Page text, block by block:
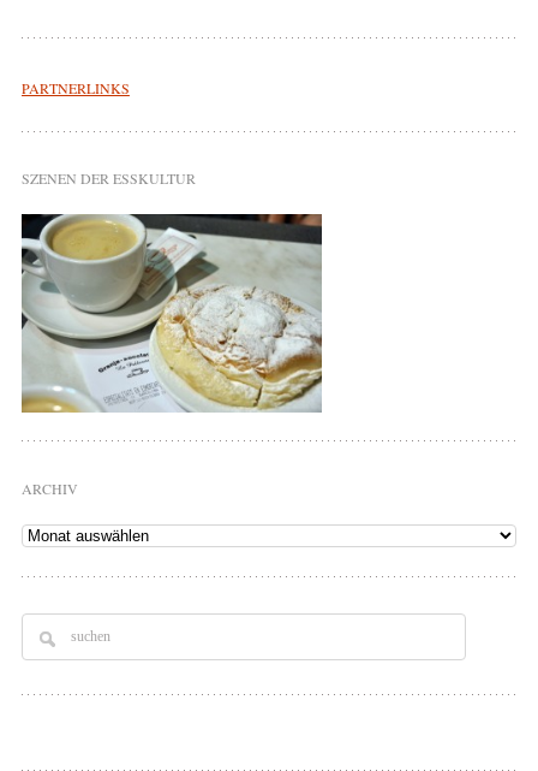
PARTNERLINKS
SZENEN DER ESSKULTUR
ARCHIV
Archiv